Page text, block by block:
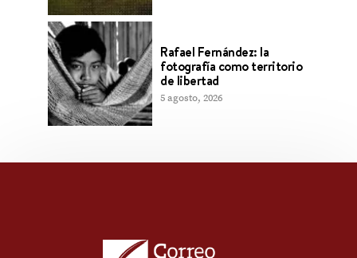
Rafael Fernández: la
fotografía como territorio
de libertad
5 agosto, 2026